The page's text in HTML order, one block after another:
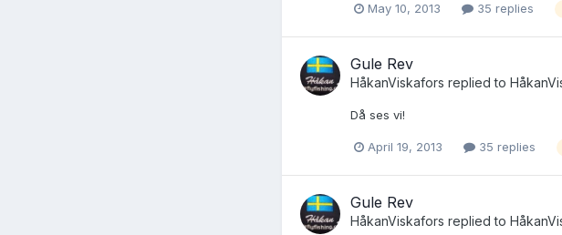
May 10, 2013 35 replies
Gule Rev
HåkanViskafors replied to
Då ses vi!
April 19, 2013 35 replies
Gule Rev
HåkanViskafors replied to